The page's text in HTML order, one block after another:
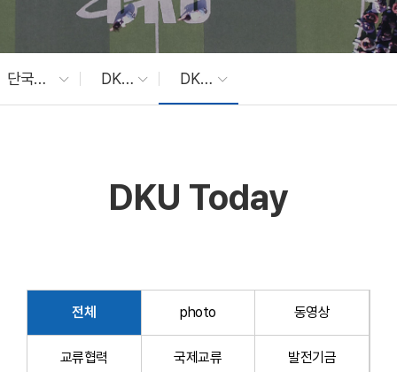
단국대 소식 DKU News DKU Today
DKU Today
전체 photo 동영상
교류협력 국제교류 발전기금